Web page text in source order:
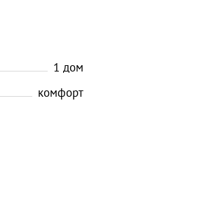
1 дом
комфорт